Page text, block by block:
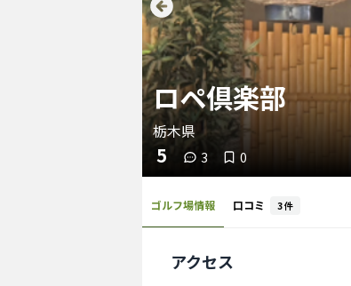
ロペ倶楽部
栃木県
5 3 0
ゴルフ場情報 口コミ 3件
アクセス